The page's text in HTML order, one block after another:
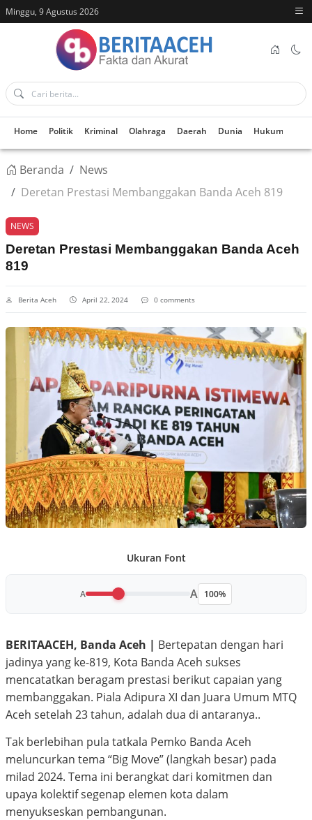
Minggu, 9 Agustus 2026
Home Politik Kriminal Olahraga Daerah Dunia Hukum
Beranda
News
Deretan Prestasi Membanggakan Banda Aceh 819
NEWS
Deretan Prestasi Membanggakan Banda Aceh
819
Berita Aceh April 22, 2024 0 comments
Ukuran Font
A A 100%
BERITAACEH, Banda Aceh | Bertepatan dengan hari
jadinya yang ke-819, Kota Banda Aceh sukses
mencatatkan beragam prestasi berikut capaian yang
membanggakan. Piala Adipura XI dan Juara Umum MTQ
Aceh setelah 23 tahun, adalah dua di antaranya..
Tak berlebihan pula tatkala Pemko Banda Aceh
meluncurkan tema “Big Move” (langkah besar) pada
milad 2024. Tema ini berangkat dari komitmen dan
upaya kolektif segenap elemen kota dalam
menyukseskan pembangunan.